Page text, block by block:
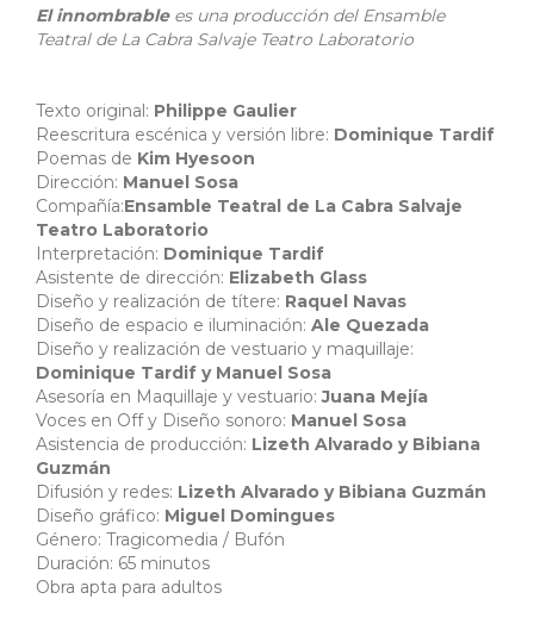
El innombrablees una producción del Ensamble
Teatral de La Cabra Salvaje Teatro Laboratorio
Texto original: Philippe Gaulier
Reescritura escénica y versión libre: Dominique Tardif
Poemas de Kim Hyesoon
Dirección: Manuel Sosa
Compañía:Ensamble Teatral de La Cabra Salvaje
Teatro Laboratorio
Interpretación: Dominique Tardif
Asistente de dirección: Elizabeth Glass
Diseño y realización de títere: Raquel Navas
Diseño de espacio e iluminación: Ale Quezada
Diseño y realización de vestuario y maquillaje:
Dominique Tardif y Manuel Sosa
Asesoría en Maquillaje y vestuario:Juana Mejía
Voces en Off y Diseño sonoro: Manuel Sosa
Asistencia de producción: Lizeth Alvarado y Bibiana
Guzmán
Difusión y redes: Lizeth Alvarado y Bibiana Guzmán
Diseño gráfico: Miguel Domingues
Género: Tragicomedia / Bufón
Duración: 65 minutos
Obra apta para adultos